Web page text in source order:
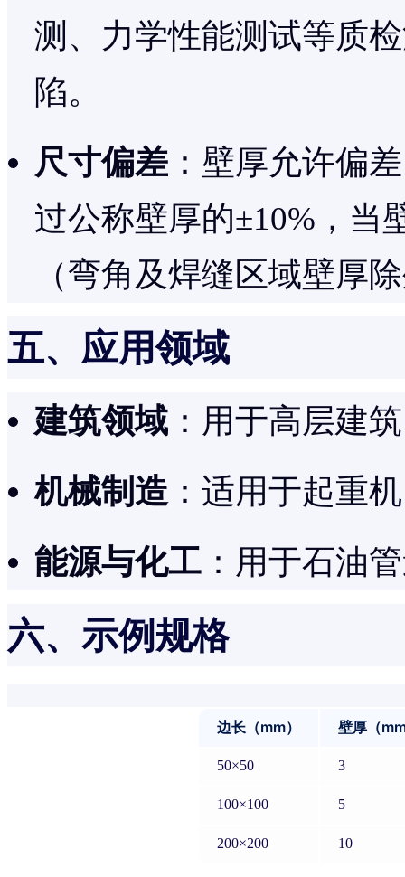
测、力学性能测试等质
陷。
尺寸偏差 ：壁厚允许偏
过公称壁厚的±10%，当
（弯角及焊缝区域壁厚
五、应用领域
建筑领域 ：用于高层建
机械制造 ：适用于起重
能源与化工 ：用于石油
六、示例规格
边长（mm） 壁厚（
50×50 3
100×100 5
200×200 10